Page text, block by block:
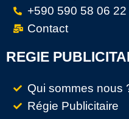
+590 590 58 06 22
Contact
REGIE
Qui sommes nous
Régie Publicitaire